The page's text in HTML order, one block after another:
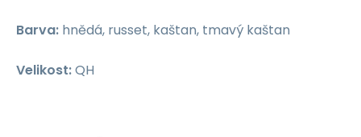
Barva: hnědá, russet, kaštan, tmavý kaštan
Velikost:QH